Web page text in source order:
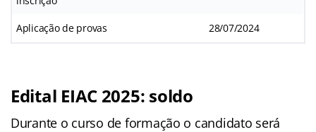
Aplicação de provas 28/07/2024
Edital EIAC 2025: soldo
Durante o curso de formação o candidato será